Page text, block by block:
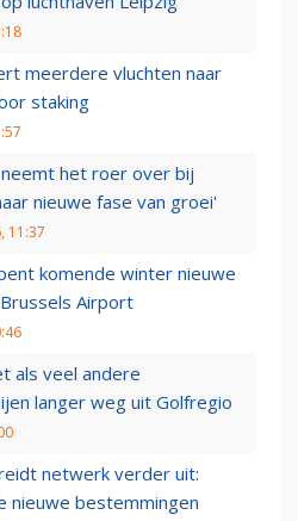
meerdere vluchten naar
staking
neemt het roer over bij
nieuwe fase van groei'
11:37
komende winter nieuwe
Airport
als veel andere
langer weg uit Golfregio
netwerk verder uit:
nieuwe bestemmingen